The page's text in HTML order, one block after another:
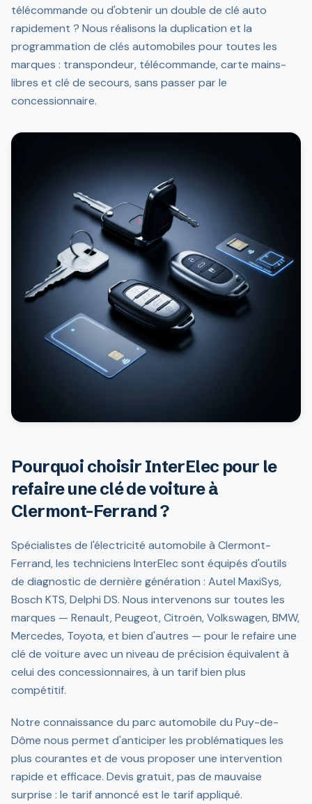
télécommande ou d'obtenir un double de clé auto
rapidement ? Nous réalisons la duplication et la
programmation de clés automobiles pour toutes les
marques : transpondeur, télécommande, carte mains-
libres et clé de secours, sans passer par le
concessionnaire.
Pourquoi choisir InterElec pour le
refaire une clé de voiture à
Clermont-Ferrand ?
Spécialistes de l'électricité automobile à Clermont-
Ferrand, les techniciens InterElec sont équipés d'outils
de diagnostic de dernière génération : Autel MaxiSys,
Bosch KTS, Delphi DS. Nous intervenons sur toutes les
marques — Renault, Peugeot, Citroën, Volkswagen, BMW,
Mercedes, Toyota, et bien d'autres — pour le refaire une
clé de voiture avec un niveau de précision équivalent à
celui des concessionnaires, à un tarif bien plus
compétitif.
Notre connaissance du parc automobile du Puy-de-
Dôme nous permet d'anticiper les problématiques les
plus courantes et de vous proposer une intervention
rapide et efficace. Devis gratuit, pas de mauvaise
surprise : le tarif annoncé est le tarif appliqué.